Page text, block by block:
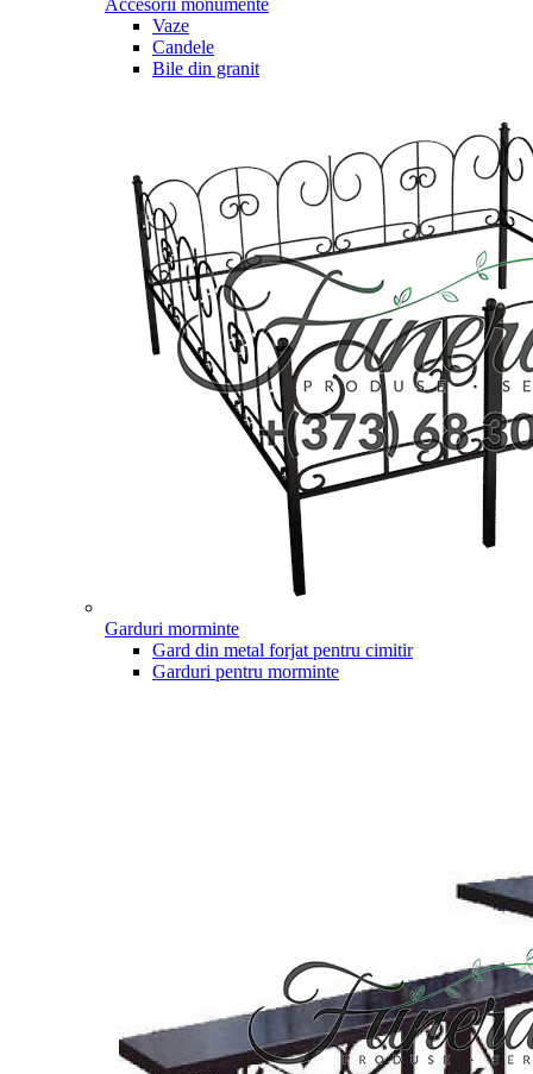
Accesorii monumente
Vaze
Candele
Bile din granit
Garduri morminte
Gard din metal forjat pentru cimitir
Garduri pentru morminte